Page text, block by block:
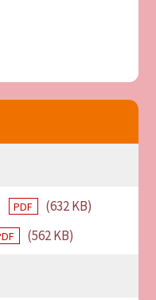
PDF
(632 KB)
(562 KB)